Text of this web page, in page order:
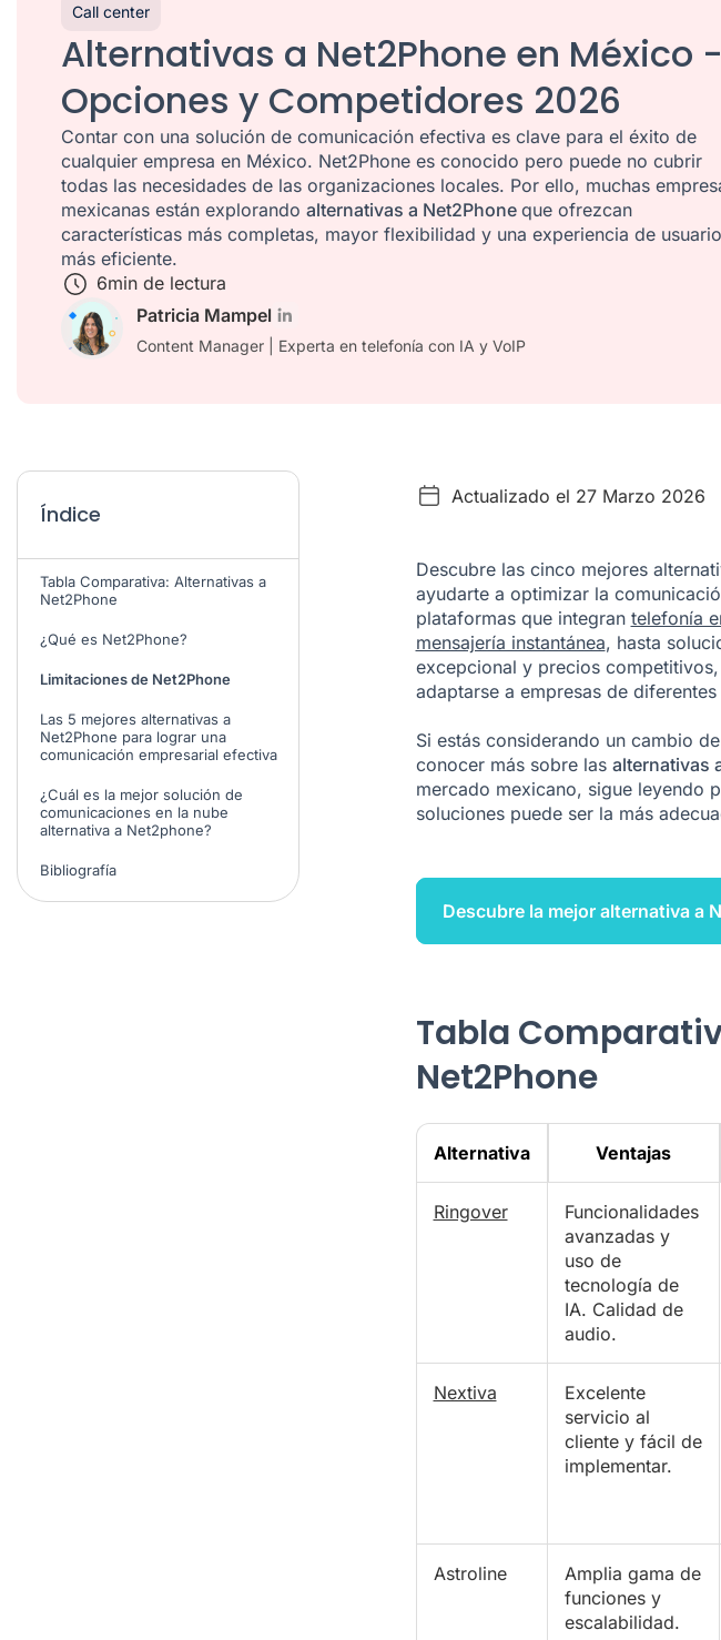
Call center
Alternativas a Net2Phone en México -
Opciones y Competidores 2026
Contar con una solución de comunicación efectiva es clave para el éxito de
cualquier empresa en México. Net2Phone es conocido pero puede no cubrir
todas las necesidades de las organizaciones locales. Por ello, muchas
mexicanas están explorando alternativas a Net2Phone que ofrezcan
características más completas, mayor flexibilidad y una experiencia de usuario
más eficiente.
6min de lectura
Patricia Mampel
Content Manager | Experta en telefonía con IA y VoIP
Índice
Tabla Comparativa: Alternativas a
Net2Phone
¿Qué es Net2Phone?
Limitaciones de Net2Phone
Las 5 mejores alternativas a
Net2Phone para lograr una
comunicación empresarial efectiva
¿Cuál es la mejor solución de
comunicaciones en la nube
alternativa a Net2phone?
Bibliografía
Actualizado el 27 Marzo 2026
Descubre las cinco mejores
ayudarte a optimizar la
plataformas que integran telefonía
mensajería instantánea, hasta
excepcional y precios
adaptarse a empresas de
Si estás considerando un cambio
conocer más sobre las alternativas
mercado mexicano, sigue leyendo
soluciones puede ser la más
Descubre la mejor alternativa a
Tabla
Net2Phone
Alternativa Ventajas
Ringover
Funcionalidades
avanzadas y
uso de
tecnología de
IA. Calidad de
audio.
Nextiva
Excelente
servicio al
cliente y fácil de
implementar.
Astroline
Amplia gama de
funciones y
escalabilidad.